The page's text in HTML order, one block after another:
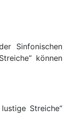
Sinfonischen
können
Streiche“